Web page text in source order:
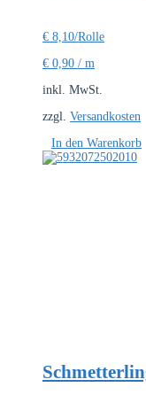
€ 8,10/Rolle
€ 0,90 / m
inkl. MwSt.
zzgl. Versandkosten
In den Warenkorb